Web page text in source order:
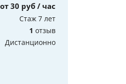
от 30 руб / час
Стаж 7 лет
1 отзыв
Дистанционно